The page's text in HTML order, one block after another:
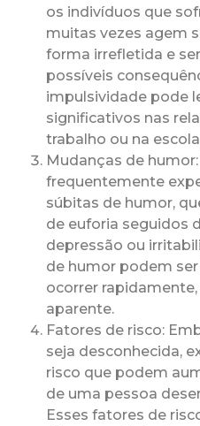
os indivíduos que
muitas vezes agem
forma irrefletida e
possíveis
impulsividade pode
significativos nas
trabalho ou na
Mudanças de
frequentemente
súbitas de humor,
de euforia seguidos
depressão ou
de humor podem
ocorrer
aparente.
Fatores de risco:
seja desconhecida,
risco que podem
de uma pessoa
Esses fatores de